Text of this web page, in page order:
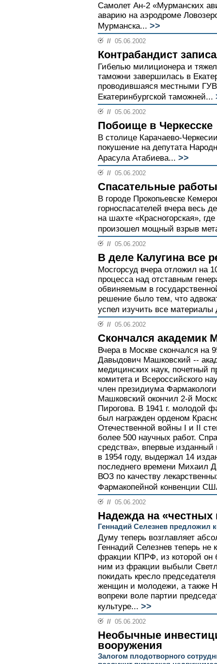
Самолет Ан-2 «Мурманских
аварию на аэродроме
Мурманска... >>
// 05.06.2002
Контрабандист
Гибелью милиционера и
таможни завершилась в
проводившаяся местными
Екатеринбургской таможней...
// 05.06.2002
Побоище в Черкесске
В столице Карачаево-
покушение на депутата
Арасула Атабиева... >>
// 05.06.2002
Спасательные
В городе Прокопьевске
горноспасателей вчера весь
на шахте «Красногорская»,
произошел мощный взрыв
// 05.06.2002
В деле Калугина все
Мосгорсуд вчера отложил на
процесса над отставным
обвиняемым в
решение было тем, что
успел изучить все материалы
// 05.06.2002
Скончался академик
Вчера в Москве скончался на
Давыдович Машковский --
медицинских наук, почетный
комитета и Всероссийского
член президиума
Машковский окончил 2-й
Пирогова. В 1941 г. молодой
был награжден орденом
Отечественной войны I и II
более 500 научных работ.
средства», впервые изданный
в 1954 году, выдержал 14
последнего времени Михаил
ВОЗ по качеству
Фармакопейной конвенции
// 05.06.2002
Надежда на
Геннадий Селезнев предложил
Думу теперь возглавляет
Геннадий Селезнев теперь
фракции КПРФ, из которой он
ним из фракции выбыли
покидать кресло
женщин и молодежи, а также
вопреки воле партии
культуре... >>
// 05.06.2002
Необычные
вооружения
Залогом плодотворного